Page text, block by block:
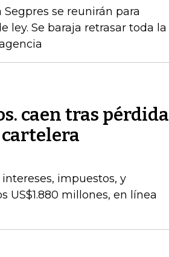
se reunirán para
ley. Se baraja retrasar toda la
caen tras pérdida
impuestos, y
US$1.880 millones, en línea